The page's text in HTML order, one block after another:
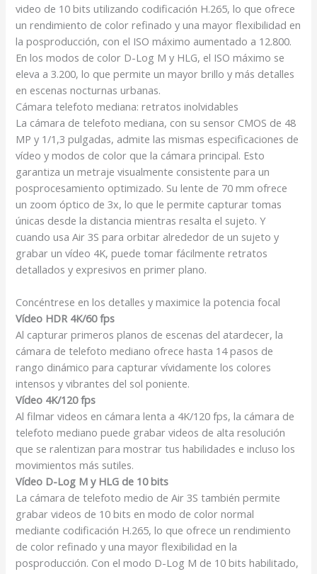
video de 10 bits utilizando codificación H.265, lo que ofrece
un rendimiento de color refinado y una mayor flexibilidad en
la posproducción, con el ISO máximo aumentado a 12.800.
En los modos de color D-Log M y HLG, el ISO máximo se
eleva a 3.200, lo que permite un mayor brillo y más detalles
en escenas nocturnas urbanas.
Cámara telefoto mediana: retratos inolvidables
La cámara de telefoto mediana, con su sensor CMOS de 48
MP y 1/1,3 pulgadas, admite las mismas especificaciones de
vídeo y modos de color que la cámara principal. Esto
garantiza un metraje visualmente consistente para un
posprocesamiento optimizado. Su lente de 70 mm ofrece
un zoom óptico de 3x, lo que le permite capturar tomas
únicas desde la distancia mientras resalta el sujeto. Y
cuando usa Air 3S para orbitar alrededor de un sujeto y
grabar un vídeo 4K, puede tomar fácilmente retratos
detallados y expresivos en primer plano.
Concéntrese en los detalles y maximice la potencia focal
Vídeo HDR 4K/60 fps
Al capturar primeros planos de escenas del atardecer, la
cámara de telefoto mediano ofrece hasta 14 pasos de
rango dinámico para capturar vívidamente los colores
intensos y vibrantes del sol poniente.
Vídeo 4K/120 fps
Al filmar videos en cámara lenta a 4K/120 fps, la cámara de
telefoto mediano puede grabar videos de alta resolución
que se ralentizan para mostrar tus habilidades e incluso los
movimientos más sutiles.
Vídeo D-Log M y HLG de 10 bits
La cámara de telefoto medio de Air 3S también permite
grabar videos de 10 bits en modo de color normal
mediante codificación H.265, lo que ofrece un rendimiento
de color refinado y una mayor flexibilidad en la
posproducción. Con el modo D-Log M de 10 bits habilitado,